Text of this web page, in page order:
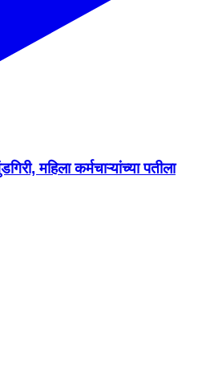
महिला कर्मचाऱ्यांच्या पतीला